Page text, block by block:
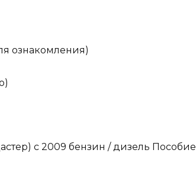
ознакомления)
с 2009 бензин / дизель Пособие